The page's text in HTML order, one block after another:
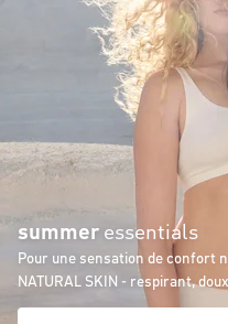
summer essentials
Pour une sensation de confort
NATURAL SKIN - respirant,